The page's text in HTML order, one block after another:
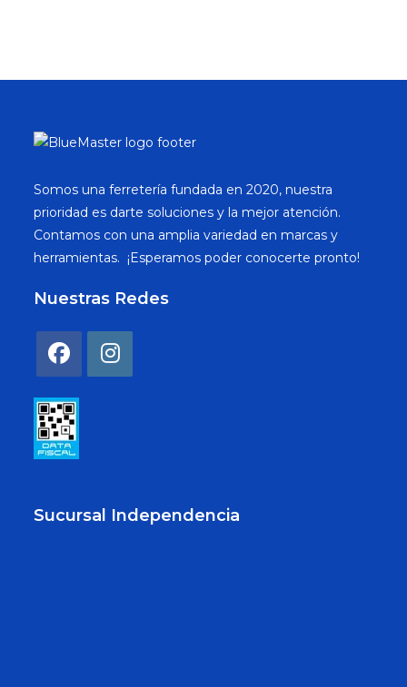
Somos una ferretería fundada en 2020, nuestra
prioridad es darte soluciones y la mejor atención.
Contamos con una amplia variedad en marcas y
herramientas. ¡Esperamos poder conocerte pronto!
Nuestras Redes
Sucursal Independencia